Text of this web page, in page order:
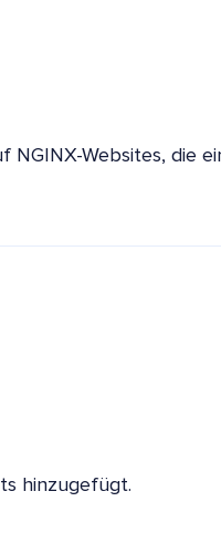
Websites, die
hinzugefügt.